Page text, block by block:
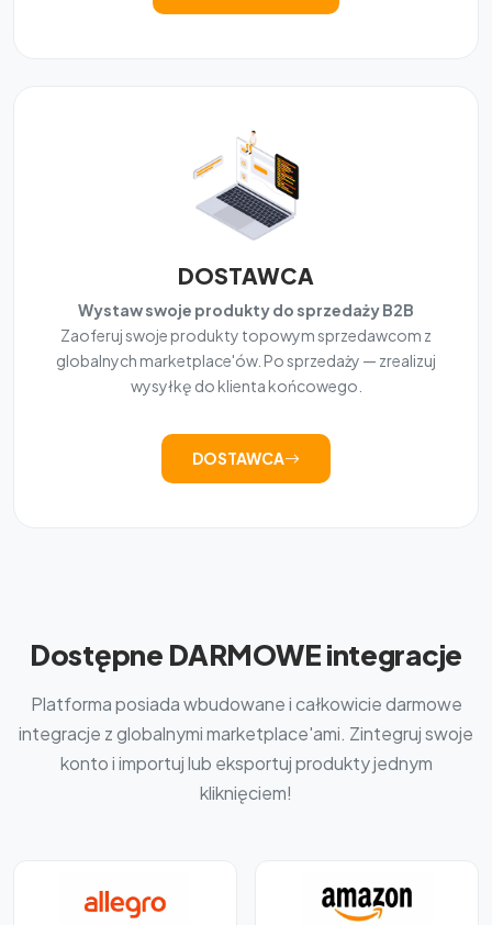
DOSTAWCA
Wystaw swoje produkty do sprzedaży B2B
Zaoferuj swoje produkty topowym sprzedawcom z
globalnych marketplace'ów. Po sprzedaży — zrealizuj
wysyłkę do klienta końcowego.
DOSTAWCA
Dostępne DARMOWE integracje
Platforma posiada wbudowane i całkowicie darmowe
integracje z globalnymi marketplace'ami. Zintegruj swoje
konto i importuj lub eksportuj produkty jednym
kliknięciem!